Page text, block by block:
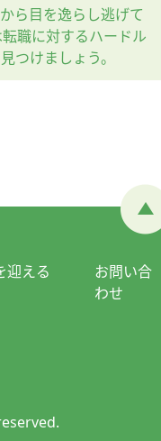
ら目を逸らし逃げて
職に対するハードル
つけましょう。
迎える
お問い合
わせ